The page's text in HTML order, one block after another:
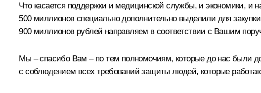
Что касается поддержки и медицинской службы, и экономики, и
500 миллионов специально дополнительно выделили для
900 миллионов рублей направляем в соответствии с Вашим
Мы – спасибо Вам – по тем полномочиям, которые до нас были
с соблюдением всех требований защиты людей, которые